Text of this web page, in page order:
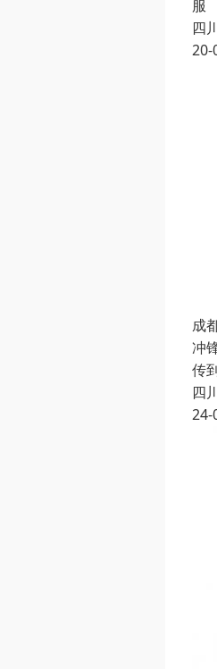
服
四
20-
成
冲
传
四
24-